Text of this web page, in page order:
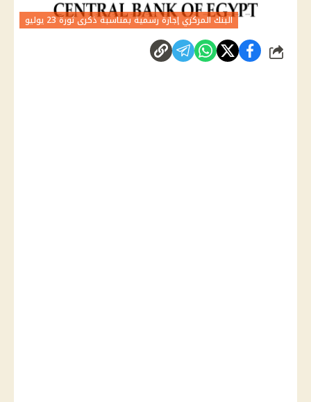
البنك المركزي إجازة رسمية بمناسبة ذكرى ثورة 23 يوليو
شارك